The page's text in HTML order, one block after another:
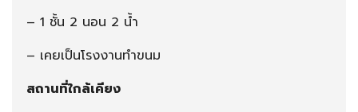
– 1 ชั้น 2 นอน 2 น้ำ
– เคยเป็นโรงงานทำขนม
สถานที่ใกล้เคียง